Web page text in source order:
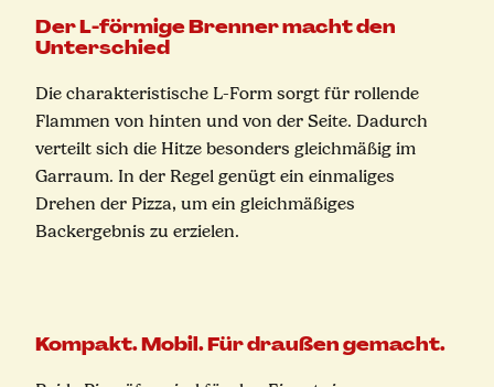
Der L-förmige Brenner macht den
Unterschied
Die charakteristische L-Form sorgt für rollende
Flammen von hinten und von der Seite. Dadurch
verteilt sich die Hitze besonders gleichmäßig im
Garraum. In der Regel genügt ein einmaliges
Drehen der Pizza, um ein gleichmäßiges
Backergebnis zu erzielen.
Kompakt. Mobil. Für draußen gemacht.